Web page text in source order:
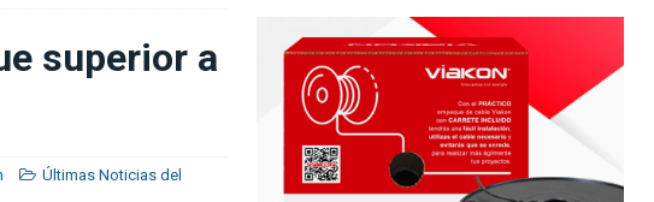
superior a
Últimas Noticias del